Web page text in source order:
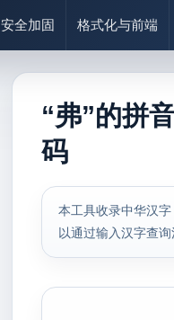
安全加固 格式化与前端
“弗”的拼
码
本工具收录中华汉字
以通过输入汉字查